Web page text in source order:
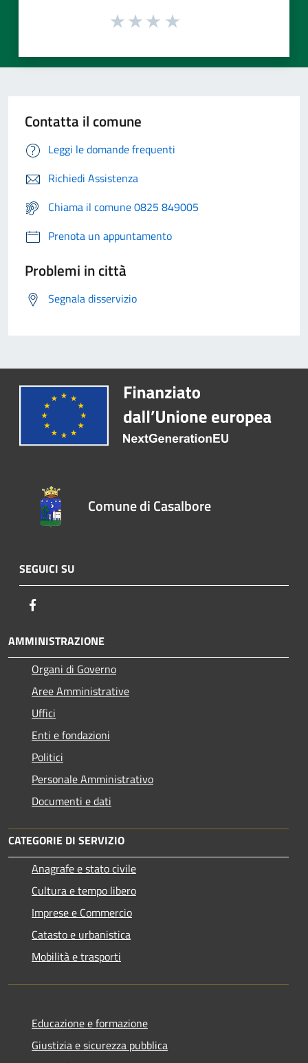
Contatta il comune
Leggi le domande frequenti
Richiedi Assistenza
Chiama il comune 0825 849005
Prenota un appuntamento
Problemi in città
Segnala disservizio
Comune di Casalbore
SEGUICI SU
AMMINISTRAZIONE
Organi di Governo
Aree Amministrative
Uffici
Enti e fondazioni
Politici
Personale Amministrativo
Documenti e dati
CATEGORIE DI SERVIZIO
Anagrafe e stato civile
Cultura e tempo libero
Imprese e Commercio
Catasto e urbanistica
Mobilità e trasporti
Educazione e formazione
Giustizia e sicurezza pubblica